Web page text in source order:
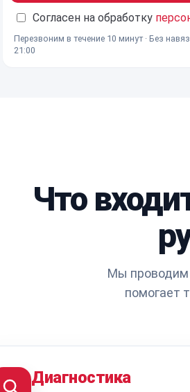
Согласен на обработку
Перезвоним в течение 10 минут · Без
21:00
Что
Мы проводим
помогает
Диагностика